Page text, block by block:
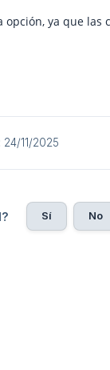
ya que
11/2025
Sí No